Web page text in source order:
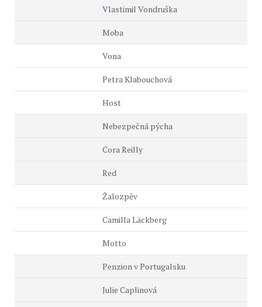
Vlastimil Vondruška
Moba
Vona
Petra Klabouchová
Host
Nebezpečná pýcha
Cora Reilly
Red
Žalozpěv
Camilla Läckberg
Motto
Penzion v Portugalsku
Julie Caplinová